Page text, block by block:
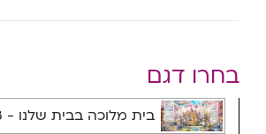
בחרו דגם
בית מלוכה בבית שלנו - 1147B